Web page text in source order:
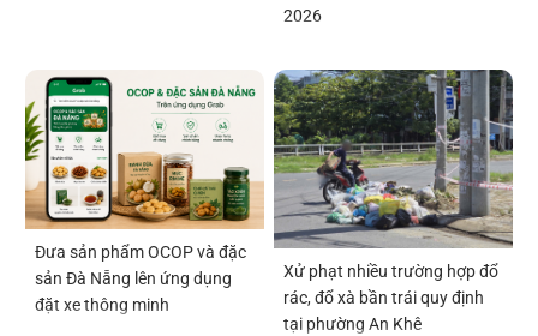
2026
Đưa sản phẩm OCOP và đặc
sản Đà Nẵng lên ứng dụng
đặt xe thông minh
Xử phạt nhiều trường hợp đổ
rác, đổ xà bần trái quy định
tại phường An Khê